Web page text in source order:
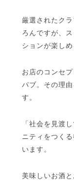
厳選されたク
ろんですが、
ションが楽し
お店のコンセ
パブ。その理
す。
「社会を見渡
ニティをつく
います。
美味しいお酒